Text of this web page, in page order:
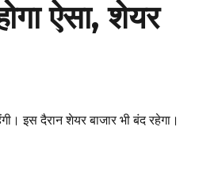
ऐसा, शेयर
इस दैरान शेयर बाजार भी बंद रहेगा।